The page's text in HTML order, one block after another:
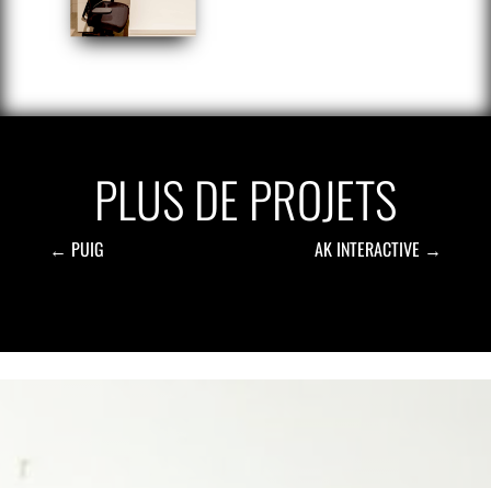
PLUS DE PROJETS
← PUIG AK INTERACTIVE →